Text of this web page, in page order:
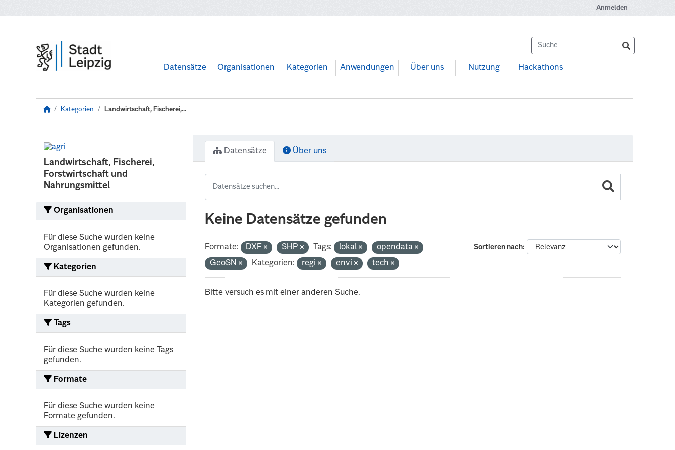
Anmelden
Datensätze Organisationen Kategorien Anwendungen Über uns Nutzung Hackathons
Kategorien Landwirtschaft, Fischerei,...
Landwirtschaft, Fischerei,
Forstwirtschaft und
Nahrungsmittel
Organisationen
Für diese Suche wurden keine
Organisationen gefunden.
Kategorien
Für diese Suche wurden keine
Kategorien gefunden.
Tags
Für diese Suche wurden keine Tags
gefunden.
Formate
Für diese Suche wurden keine
Formate gefunden.
Lizenzen
Datensätze Über uns
Keine Datensätze gefunden
Sortieren nach
Formate: DXF SHP Tags: lokal
opendata
GeoSN
Kategorien: regi envi tech
Bitte versuch es mit einer anderen Suche.